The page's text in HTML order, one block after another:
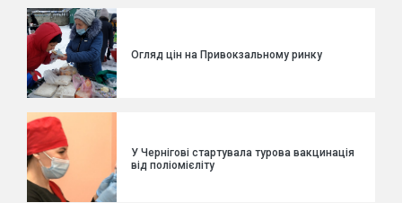
Огляд цін на Привокзальному ринку
У Чернігові стартувала турова вакцинація
від поліомієліту